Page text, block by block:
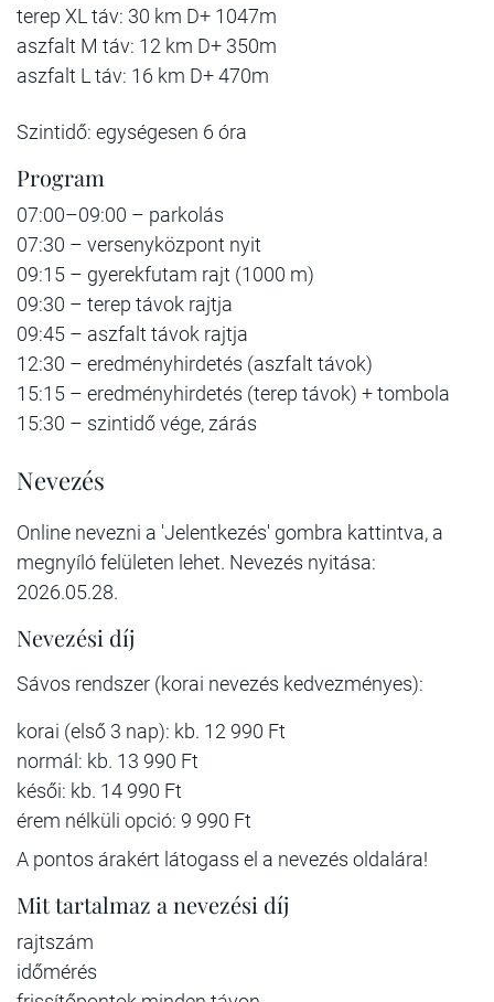
terep XL táv: 30 km D+ 1047m
aszfalt M táv: 12 km D+ 350m
aszfalt L táv: 16 km D+ 470m
Szintidő: egységesen 6 óra
Program
07:00–09:00 – parkolás
07:30 – versenyközpont nyit
09:15 – gyerekfutam rajt (1000 m)
09:30 – terep távok rajtja
09:45 – aszfalt távok rajtja
12:30 – eredményhirdetés (aszfalt távok)
15:15 – eredményhirdetés (terep távok) + tombola
15:30 – szintidő vége, zárás
Nevezés
Online nevezni a 'Jelentkezés' gombra kattintva, a
megnyíló felületen lehet. Nevezés nyitása:
2026.05.28.
Nevezési díj
Sávos rendszer (korai nevezés kedvezményes):
korai (első 3 nap): kb. 12 990 Ft
normál: kb. 13 990 Ft
késői: kb. 14 990 Ft
érem nélküli opció: 9 990 Ft
A pontos árakért látogass el a nevezés oldalára!
Mit tartalmaz a nevezési díj
rajtszám
időmérés